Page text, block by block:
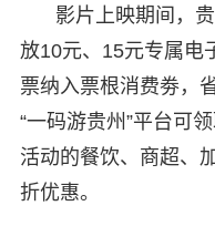
影片上映期间，
放10元、15元专属电
票纳入票根消费劵，
“一码游贵州”平台可
活动的餐饮、商超、
折优惠。